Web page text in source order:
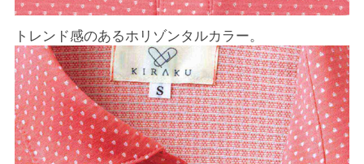
トレンド感のあるホリゾンタルカラー。